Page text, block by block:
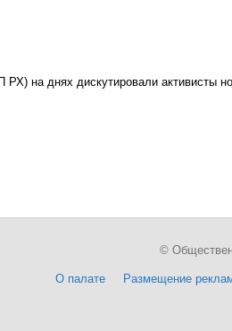
на днях дискутировали активисты
О палате Размещение
©